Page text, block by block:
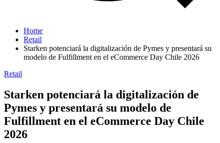
Home
Retail
Starken potenciará la digitalización de Pymes y presentará su
modelo de Fulfillment en el eCommerce Day Chile 2026
Retail
Starken potenciará la digitalización de
Pymes y presentará su modelo de
Fulfillment en el eCommerce Day Chile
2026